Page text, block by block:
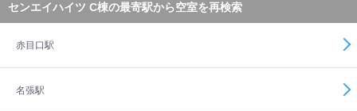
センエイハイツ C棟の最寄駅から空室を再検索
赤目口駅
名張駅